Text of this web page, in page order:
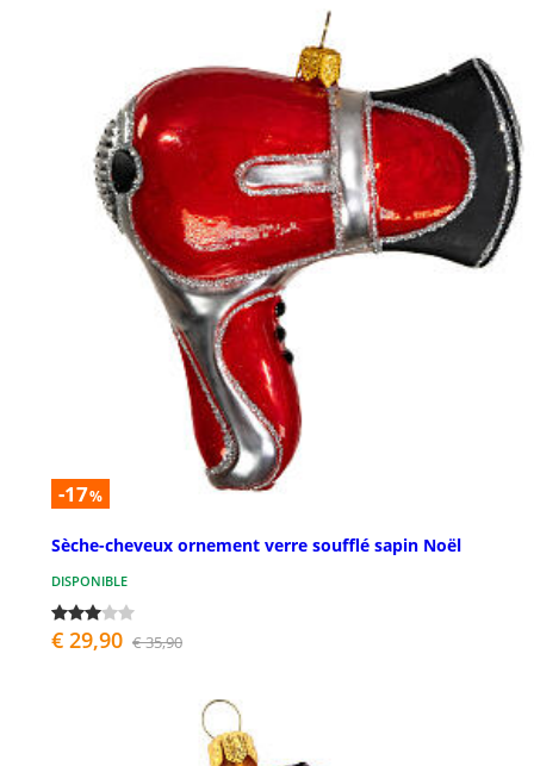
-17%
Sèche-cheveux ornement verre soufflé sapin Noël
DISPONIBLE
€ 29,90 € 35,90